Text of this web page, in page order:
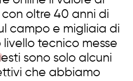
con oltre 40 anni di
campo e migliaia di
tecnico messe
sono solo alcuni
che abbiamo